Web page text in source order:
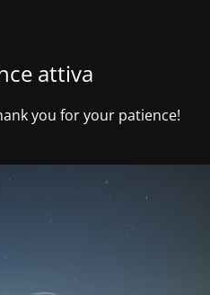
attiva
you for your patience!